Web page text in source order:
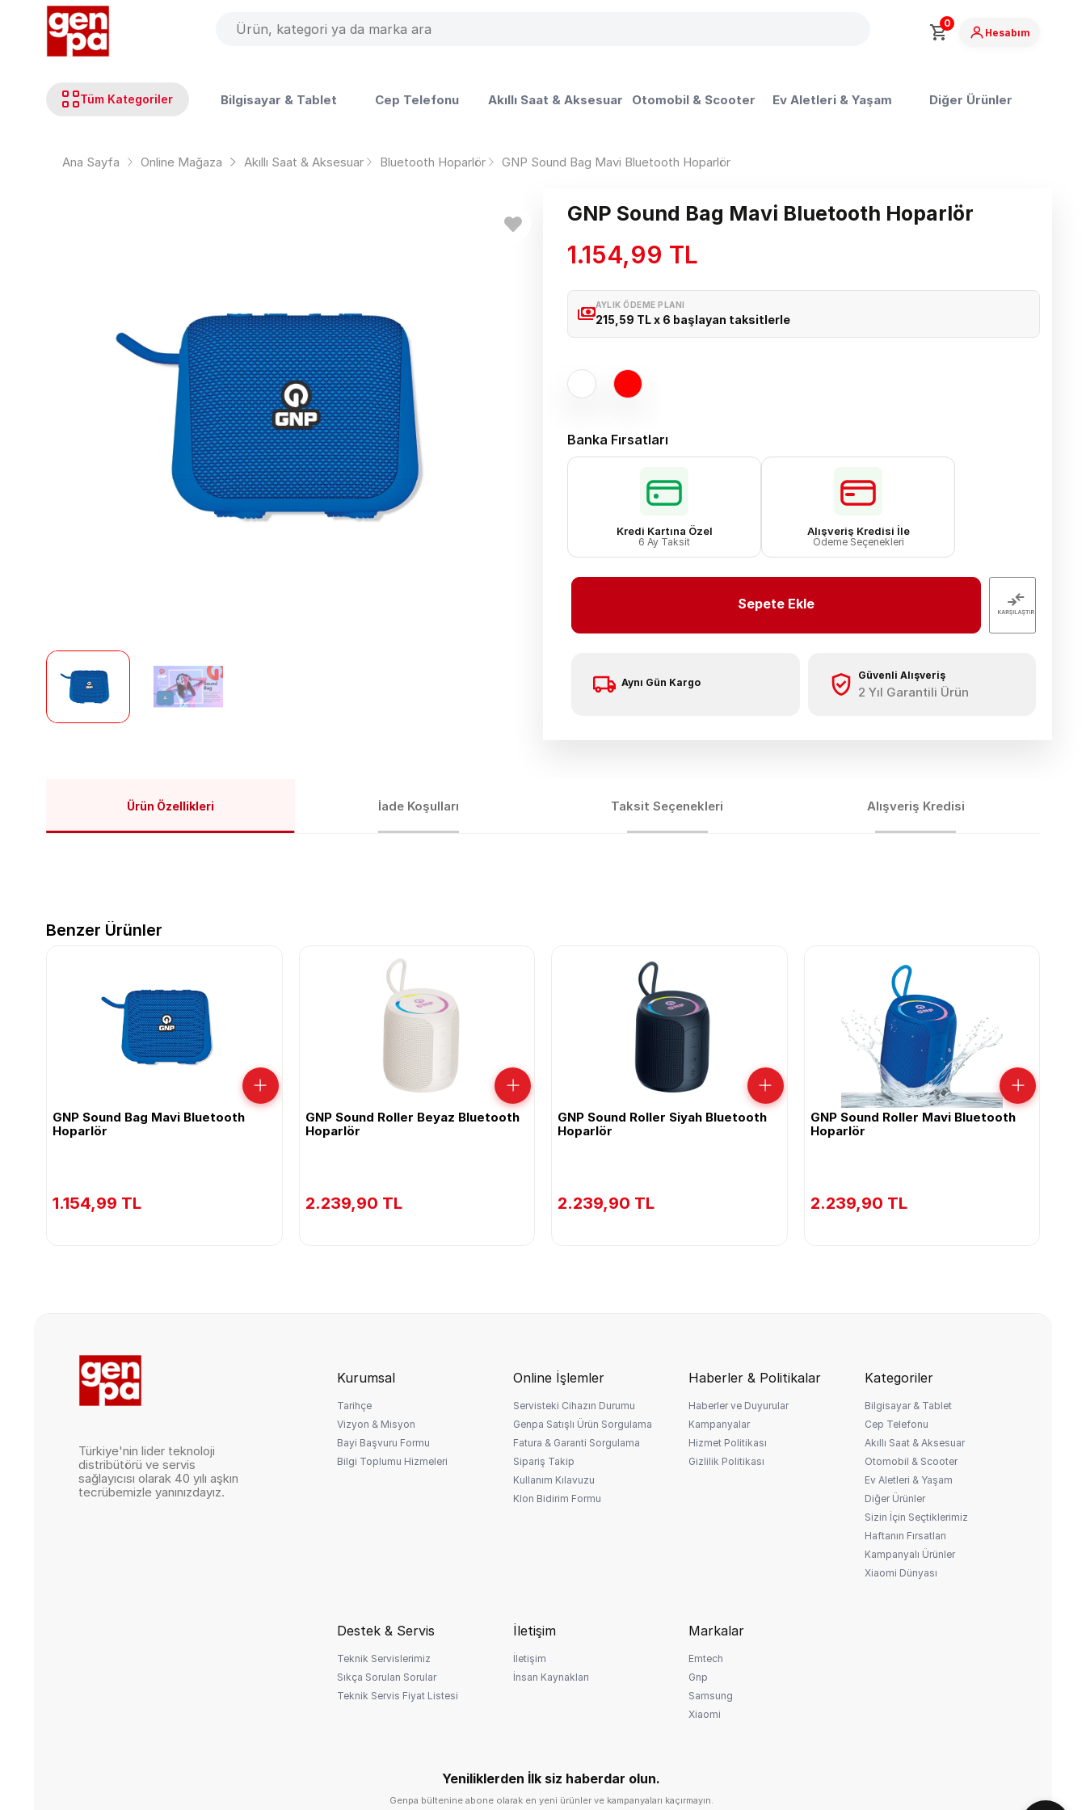
0
Hesabım
Tüm Kategoriler Bilgisayar & Tablet Cep Telefonu Akıllı Saat & Aksesuar Otomobil & Scooter Ev Aletleri & Yaşam Diğer Ürünler
Ana Sayfa Online Mağaza Akıllı Saat & Aksesuar Bluetooth Hoparlör GNP Sound Bag Mavi Bluetooth Hoparlör
GNP Sound Bag Mavi Bluetooth Hoparlör
1.154,99 TL
AYLIK ÖDEME PLANI
215,59 TL x 6 başlayan taksitlerle
Banka Fırsatları
Kredi Kartına Özel
6 Ay Taksit
Alışveriş Kredisi İle
Ödeme Seçenekleri
Sepete Ekle
Aynı Gün Kargo
Güvenli Alışveriş
2 Yıl Garantili Ürün
Ürün Özellikleri İade Koşulları Taksit Seçenekleri Alışveriş Kredisi
Benzer Ürünler
GNP Sound Bag Mavi Bluetooth
Hoparlör
1.154,99 TL
GNP Sound Roller Beyaz Bluetooth
Hoparlör
2.239,90 TL
GNP Sound Roller Siyah Bluetooth
Hoparlör
2.239,90 TL
GNP Sound Roller Mavi Bluetooth
Hoparlör
2.239,90 TL
Türkiye'nin lider teknoloji
distribütörü ve servis
sağlayıcısı olarak 40 yılı aşkın
tecrübemizle yanınızdayız.
Kurumsal
Tarihçe
Vizyon & Misyon
Bayi Başvuru Formu
Bilgi Toplumu Hizmeleri
Online İşlemler
Servisteki Cihazın Durumu
Genpa Satışlı Ürün Sorgulama
Fatura & Garanti Sorgulama
Sipariş Takip
Kullanım Kılavuzu
Klon Bidirim Formu
Haberler & Politikalar
Haberler ve Duyurular
Kampanyalar
Hizmet Politikası
Gizlilik Politikası
Kategoriler
Bilgisayar & Tablet
Cep Telefonu
Akıllı Saat & Aksesuar
Otomobil & Scooter
Ev Aletleri & Yaşam
Diğer Ürünler
Sizin İçin Seçtiklerimiz
Haftanın Fırsatları
Kampanyalı Ürünler
Xiaomi Dünyası
Destek & Servis
Teknik Servislerimiz
Sıkça Sorulan Sorular
Teknik Servis Fiyat Listesi
İletişim
İletişim
İnsan Kaynakları
Markalar
Emtech
Gnp
Samsung
Xiaomi
Yeniliklerden İlk siz haberdar olun.
Genpa bültenine abone olarak en yeni ürünler ve kampanyaları kaçırmayın.